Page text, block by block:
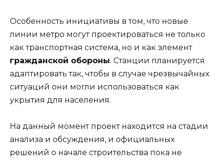
Особенность инициативы в том, что новые
линии метро могут проектироваться не только
как транспортная система, но и как элемент
гражданской обороны. Станции планируется
адаптировать так, чтобы в случае чрезвычайных
ситуаций они могли использоваться как
укрытия для населения.
На данный момент проект находится на стадии
анализа и обсуждения, и официальных
решений о начале строительства пока не